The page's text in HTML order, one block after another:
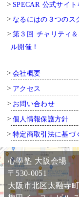
SPECAR 公式サイト
なるにはの３つのス
第３回 チャリティ
ル開催！
会社概要
アクセス
お問い合わせ
個人情報保護方針
特定商取引法に基づ
心學塾 大阪会場
〒530-0051
大阪市北区太融寺